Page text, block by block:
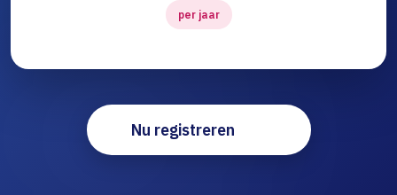
per jaar
Nu registreren